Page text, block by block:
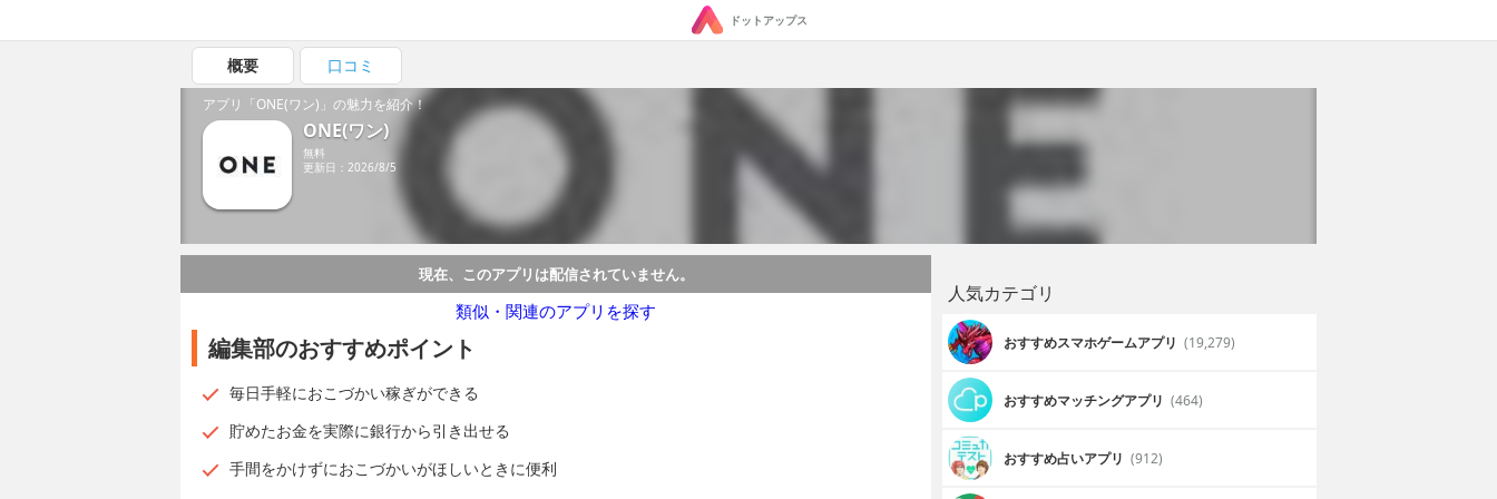
ドットアップス
概要 口コミ
アプリ「ONE(ワン)」の魅力を紹介！
ONE(ワン)
無料
更新日：2026/8/5
現在、このアプリは配信されていません。
類似・関連のアプリを探す
編集部のおすすめポイント
毎日手軽におこづかい稼ぎができる
貯めたお金を実際に銀行から引き出せる
手間をかけずにおこづかいがほしいときに便利
人気カテゴリ
おすすめスマホゲームアプリ (19,279)
おすすめマッチングアプリ (464)
おすすめ占いアプリ (912)